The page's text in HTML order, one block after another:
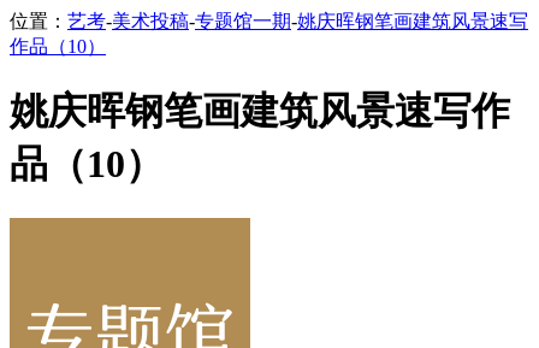
位置： 艺考-美术投稿-专题馆一期-姚庆晖钢笔画建筑风景速写
作品（10）
姚庆晖钢笔画建筑风景速写作
品（10）